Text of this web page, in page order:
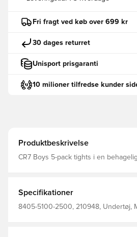
Fri fragt ved køb over 699 kr
30 dages returret
Unisport prisgaranti
10 milioner tilfredse kunder
Produktbeskrivelse
CR7 Boys 5-pack tights i en
Specifikationer
8405-5100-2500, 210948, Undertøj,